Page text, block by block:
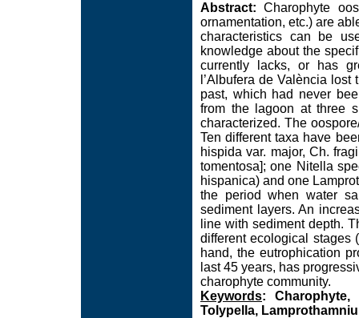
Abstract: Charophyte
ornamentation, etc.) are
characteristics can be
knowledge about the
currently lacks, or has
l’Albufera de València
past, which had never
from the lagoon at three
characterized. The
Ten different taxa have
hispida var. major, Ch.
tomentosa]; one Nitella
hispanica) and one
the period when water
sediment layers. An
line with sediment depth.
different ecological stages
hand, the eutrophication
last 45 years, has
charophyte community.
Keywords: Charophyte,
Tolypella,